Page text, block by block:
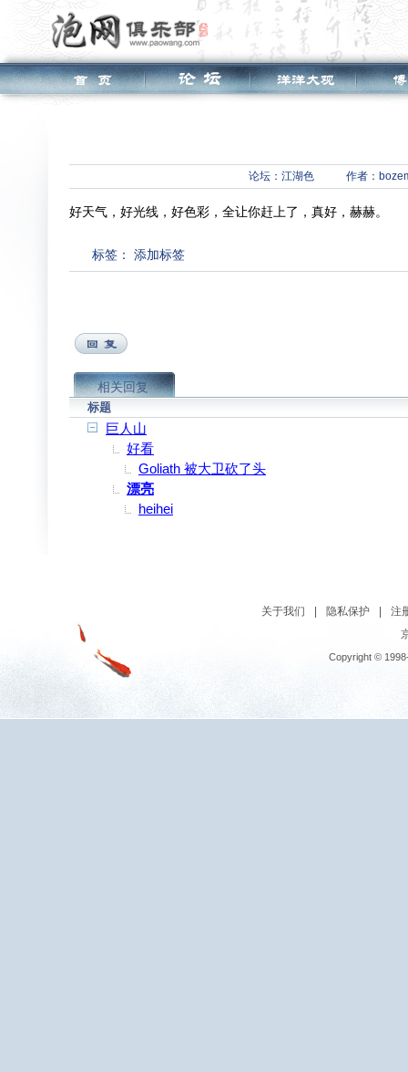
论坛： 江湖色 作者：
好天气，好光线，好色彩，全让你赶上了，真好，赫赫。
标签： 添加标签
相关回复
标题
巨人山
好看
Goliath 被大卫砍了头
漂亮
heihei
关于我们 隐私保护
注
Copyright ©